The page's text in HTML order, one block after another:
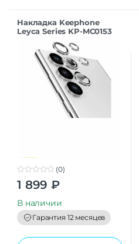
Накладка Keephone
Leyca Series KP-MC0153
для Samsung S24Ultra
titanium
0
t
o
f
5
(0)
1 899 ₽
В наличии
Гарантия 12 месяцев